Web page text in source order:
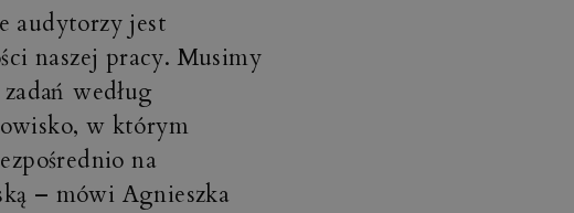
audytorzy jest
naszej pracy. Musimy
według
w którym
na
– mówi Agnieszka